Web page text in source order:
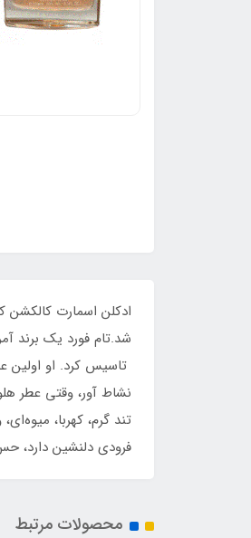
تند گرم، کهربا،
فرودی دلنشین دارد،
محصولات مرتبط